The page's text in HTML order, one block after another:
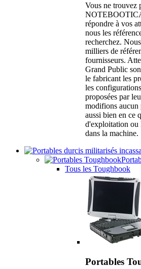
Vous ne trouvez
répondre à vos
nous les
recherchez.
milliers de
fournisseurs.
Grand Public
le fabricant les
les
proposées par
modifions
aussi bien en ce
d'exploitation ou
dans la machine.
Tous les Toughbook
Portables